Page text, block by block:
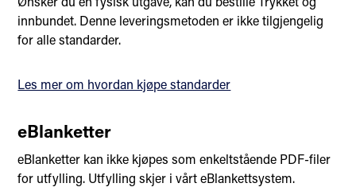
innbundet. Denne leveringsmetoden er ikke tilgjengelig
for alle standarder.
Les mer om hvordan kjøpe standarder
eBlanketter
eBlanketter kan ikke kjøpes som enkeltstående PDF-filer
for utfylling. Utfylling skjer i vårt eBlankettsystem.